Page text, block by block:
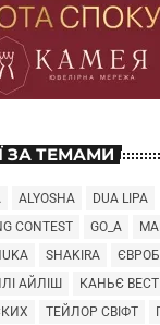
ЗА ТЕМАМИ
ALYOSHA
DUA LIPA
CONTEST
GO_A
SHAKIRA
АЙЛІШ
КАНЬЄ ВЕСТ
ТЕЙЛОР СВІФТ